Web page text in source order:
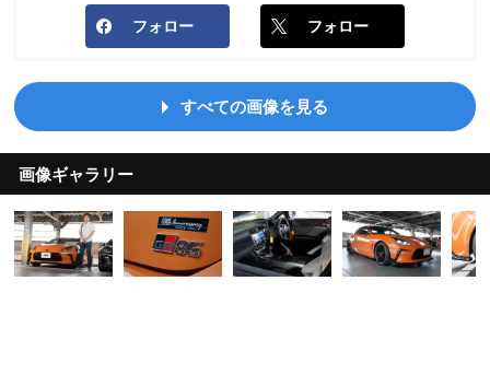
フォロー フォロー
すべての画像を見る
画像ギャラリー